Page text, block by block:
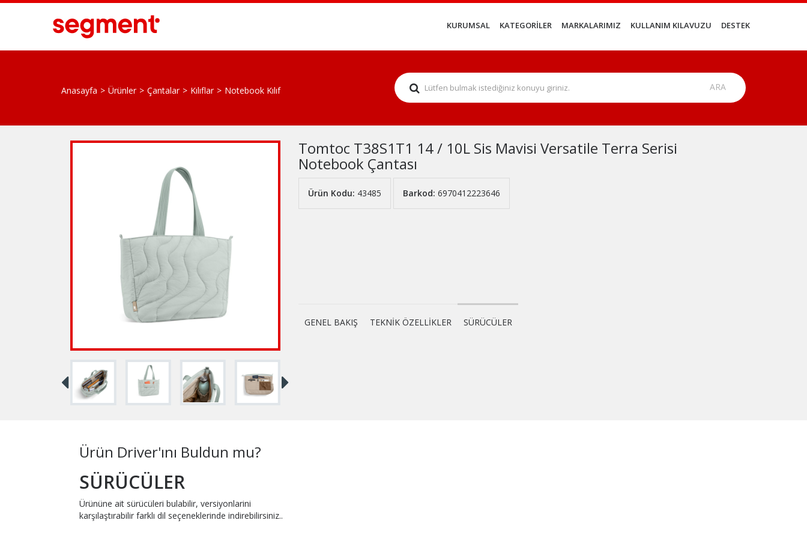
KURUMSAL KATEGORİLER MARKALARIMIZ KULLANIM KILAVUZU DESTEK
Anasayfa Ürünler Çantalar Kılıflar Notebook Kılıf
Tomtoc T38S1T1 14 / 10L Sis Mavisi Versatile Terra Serisi
Notebook Çantası
Ürün Kodu: 43485 Barkod: 6970412223646
GENEL BAKIŞ TEKNİK ÖZELLİKLER SÜRÜCÜLER
Ürün Driver'ını Buldun mu?
SÜRÜCÜLER
Ürününe ait sürücüleri bulabilir, versiyonlarini
karşılaştırabilir farklı dil seçeneklerinde indirebilirsiniz..